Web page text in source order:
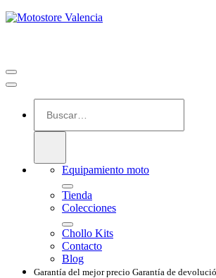
Equipamiento moto
Tienda
Colecciones
Chollo Kits
Contacto
Blog
Garantía del mejor precio Garantía de